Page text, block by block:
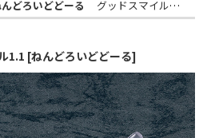
どろいどどーる グッドスマイルカンパニー
1.1 [ねんどろいどどーる]